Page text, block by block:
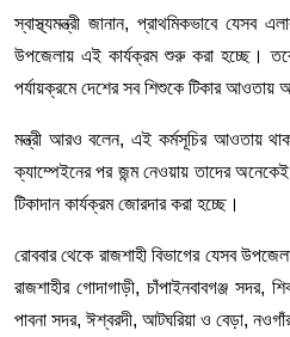
স্বাস্থ্যমন্ত্রী জানান, প্রাথমিকভাবে যেসব
উপজেলায় এই কার্যক্রম শুরু করা হচ্ছে।
পর্যায়ক্রমে দেশের সব শিশুকে টিকার আওতায়
মন্ত্রী আরও বলেন,এই কর্মসূচির আওতায়
ক্যাম্পেইনের পর জন্ম নেওয়ায় তাদের অনেকেই
টিকাদান কার্যক্রম জোরদার করা হচ্ছে।
রোববার থেকে রাজশাহী বিভাগের যেসব
রাজশাহীর গোদাগাড়ী, চাঁপাইনবাবগঞ্জ সদর,
পাবনা সদর, ঈশ্বরদী, আটঘরিয়া ও বেড়া,